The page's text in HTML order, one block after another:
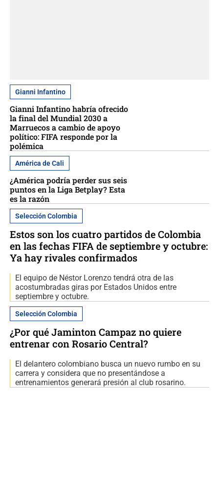
Gianni Infantino
Gianni Infantino habría ofrecido
la final del Mundial 2030 a
Marruecos a cambio de apoyo
político: FIFA responde por la
polémica
América de Cali
¿América podría perder sus seis
puntos en la Liga Betplay? Esta
es la razón
Selección Colombia
Estos son los cuatro partidos de Colombia
en las fechas FIFA de septiembre y octubre:
Ya hay rivales confirmados
El equipo de Néstor Lorenzo tendrá otra de las
acostumbradas giras por Estados Unidos entre
septiembre y octubre.
Selección Colombia
¿Por qué Jaminton Campaz no quiere
entrenar con Rosario Central?
El delantero colombiano busca un nuevo rumbo en su
carrera y considera que no presentándose a
entrenamientos generará presión al club rosarino.